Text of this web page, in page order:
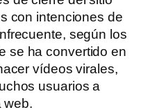
con intenciones de
según los
se ha convertido en
vídeos virales,
usuarios a
web.